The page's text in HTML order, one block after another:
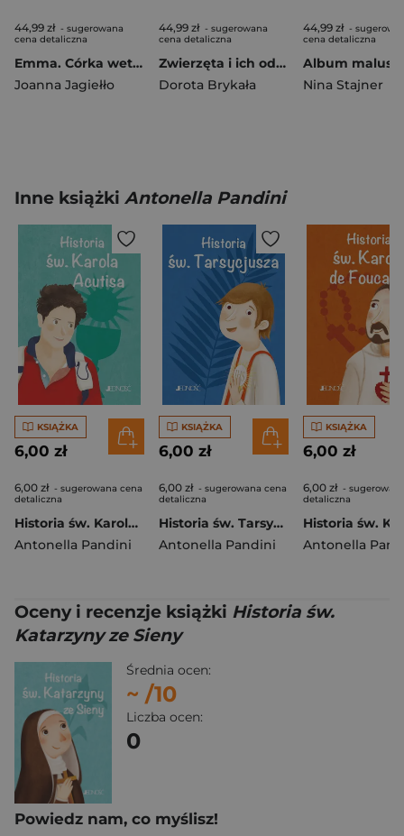
44,99 zł - sugerowana
cena detaliczna
Emma. Córka weterynarza. Emma, Tom 1
Joanna Jagiełło
44,99 zł - sugerowana
cena detaliczna
Zwierzęta i ich odgłosy
Dorota Brykała
44,99 zł -
cena detaliczna
Nina Stajner
Inne książki Antonella Pandini
KSIĄŻKA
6,00 zł
6,00 zł - sugerowana cena
detaliczna
Historia św. Karola Acutisa
Antonella Pandini
KSIĄŻKA
6,00 zł
6,00 zł - sugerowana cena
detaliczna
Historia św. Tarsycjusza
Antonella Pandini
KSIĄŻKA
6,00 zł
6,00 zł -
detaliczna
Antonella
Oceny i recenzje książki Historia św.
Katarzyny ze Sieny
Średnia ocen:
~ /10
Liczba ocen:
0
Powiedz nam, co myślisz!